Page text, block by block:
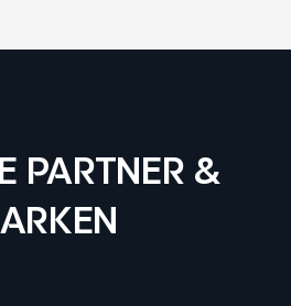
PARTNER &